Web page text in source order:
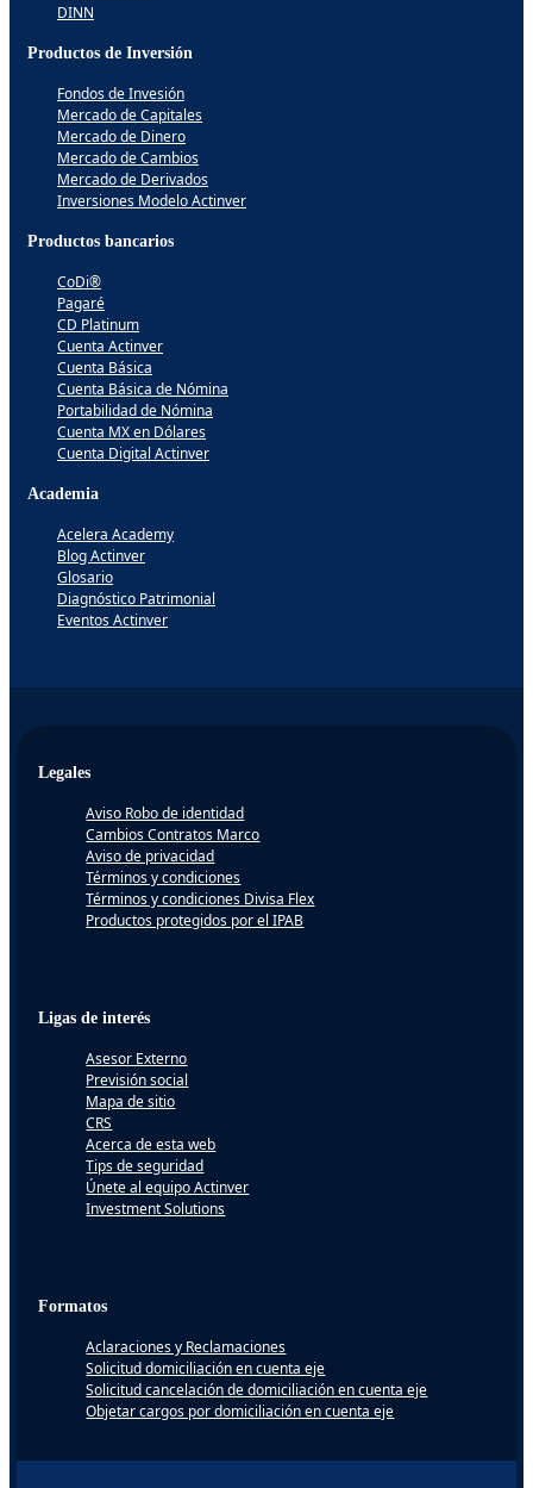
DINN
Productos de Inversión
Fondos de Invesión
Mercado de Capitales
Mercado de Dinero
Mercado de Cambios
Mercado de Derivados
Inversiones Modelo Actinver
Productos bancarios
CoDi®
Pagaré
CD Platinum
Cuenta Actinver
Cuenta Básica
Cuenta Básica de Nómina
Portabilidad de Nómina
Cuenta MX en Dólares
Cuenta Digital Actinver
Academia
Acelera Academy
Blog Actinver
Glosario
Diagnóstico Patrimonial
Eventos Actinver
Legales
Aviso Robo de identidad
Cambios Contratos Marco
Aviso de privacidad
Términos y condiciones
Términos y condiciones Divisa Flex
Productos protegidos por el IPAB
Ligas de interés
Asesor Externo
Previsión social
Mapa de sitio
CRS
Acerca de esta web
Tips de seguridad
Únete al equipo Actinver
Investment Solutions
Formatos
Aclaraciones y Reclamaciones
Solicitud domiciliación en cuenta eje
Solicitud cancelación de domiciliación en cuenta eje
Objetar cargos por domiciliación en cuenta eje